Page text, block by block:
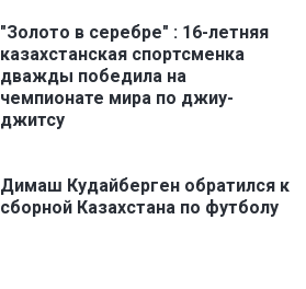
"Золото в серебре" : 16-летняя
казахстанская спортсменка
дважды победила на
чемпионате мира по джиу-
джитсу
Димаш Кудайберген обратился к
сборной Казахстана по футболу